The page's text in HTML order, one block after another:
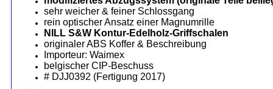
sehr weicher & feiner Schlossgang
rein optischer Ansatz einer Magnumrille
NILL S&W Kontur-Edelholz-Griffschalen
originaler ABS Koffer & Beschreibung
Importeur: Waimex
belgischer CIP-Beschuss
# DJJ0392 (Fertigung 2017)